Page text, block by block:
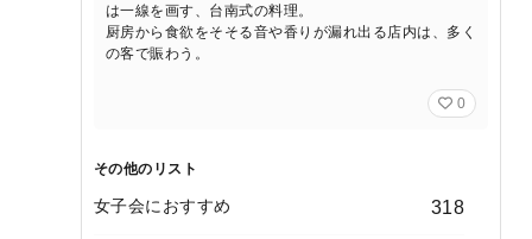
は一線を画す、台南式の料理。
厨房から食欲をそそる音や香りが漏れ出る店内は、多く
の客で賑わう。
0
その他のリスト
女子会におすすめ 318